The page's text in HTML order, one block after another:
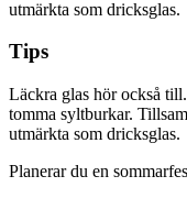
utmärkta som dricksglas.
Tips
Läckra glas hör också
tomma syltburkar.
utmärkta som dricksglas.
Planerar du en